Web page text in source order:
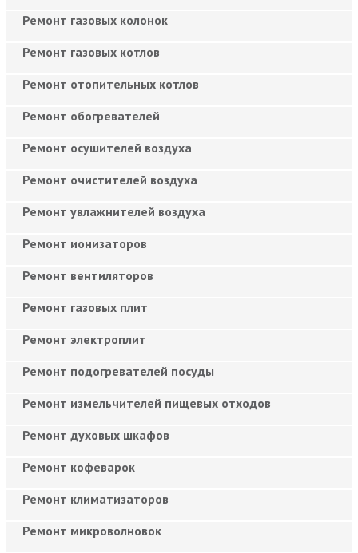
Ремонт газовых колонок
Ремонт газовых котлов
Ремонт отопительных котлов
Ремонт обогревателей
Ремонт осушителей воздуха
Ремонт очистителей воздуха
Ремонт увлажнителей воздуха
Ремонт ионизаторов
Ремонт вентиляторов
Ремонт газовых плит
Ремонт электроплит
Ремонт подогревателей посуды
Ремонт измельчителей пищевых отходов
Ремонт духовых шкафов
Ремонт кофеварок
Ремонт климатизаторов
Ремонт микроволновок